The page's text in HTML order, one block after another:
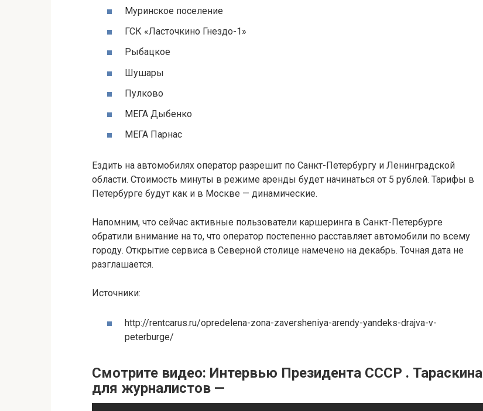
Муринское поселение
ГСК «Ласточкино Гнездо-1»
Рыбацкое
Шушары
Пулково
МЕГА Дыбенко
МЕГА Парнас
Ездить на автомобилях оператор разрешит по Санкт-Петербургу и Ленинградской
области. Стоимость минуты в режиме аренды будет начинаться от 5 рублей. Тарифы в
Петербурге будут как и в Москве — динамические.
Напомним, что сейчас активные пользователи каршеринга в Санкт-Петербурге
обратили внимание на то, что оператор постепенно расставляет автомобили по всему
городу. Открытие сервиса в Северной столице намечено на декабрь. Точная дата не
разглашается.
Источники:
http://rentcarus.ru/opredelena-zona-zaversheniya-arendy-yandeks-drajva-v-
peterburge/
Смотрите видео: Интервью Президента СССР . Тараскина
для журналистов —